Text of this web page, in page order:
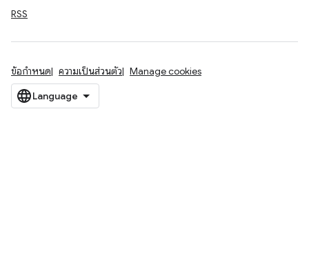
RSS
ข้อกำหนด ความเป็นส่วนตัว Manage cookies